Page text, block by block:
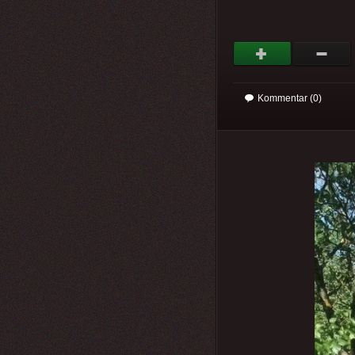
Kommentar (0)